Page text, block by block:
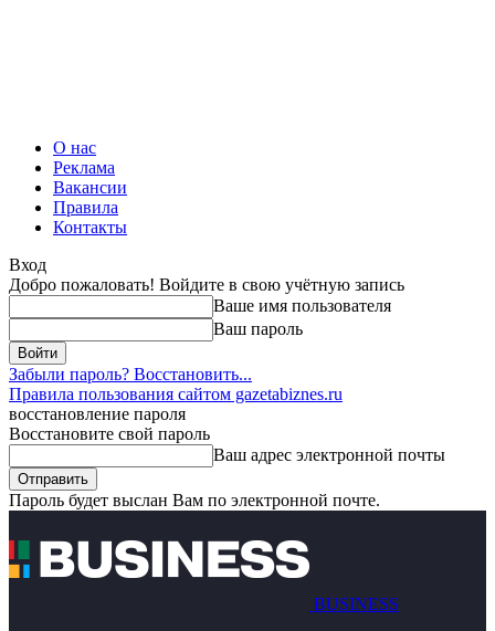
О нас
Реклама
Вакансии
Правила
Контакты
Вход
Добро пожаловать! Войдите в свою учётную запись
Ваше имя пользователя
Ваш пароль
Забыли пароль? Восстановить...
Правила пользования сайтом gazetabiznes.ru
восстановление пароля
Восстановите свой пароль
Ваш адрес электронной почты
Пароль будет выслан Вам по электронной почте.
BUSINESS